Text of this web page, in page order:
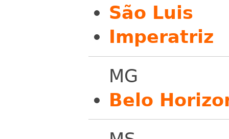
São Luis
Imperatriz
MG
Belo